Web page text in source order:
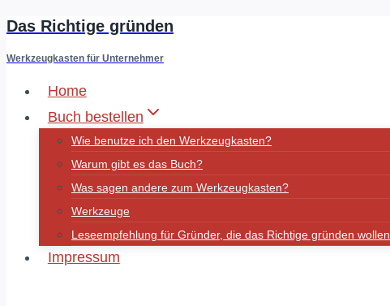
Zum
Das Richtige gründen
Werkzeugkasten für Unternehmer
Home
Buch bestellen
Wie benutze ich den Werkzeugkasten?
Warum gibt es das Buch?
Was sagen andere zum Werkzeugkasten?
Werkzeuge
Leseempfehlung für Gründer, die das Richtige gründen wollen
Impressum